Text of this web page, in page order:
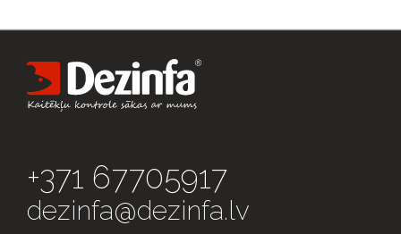
+371 67705917
dezinfa@dezinfa.lv